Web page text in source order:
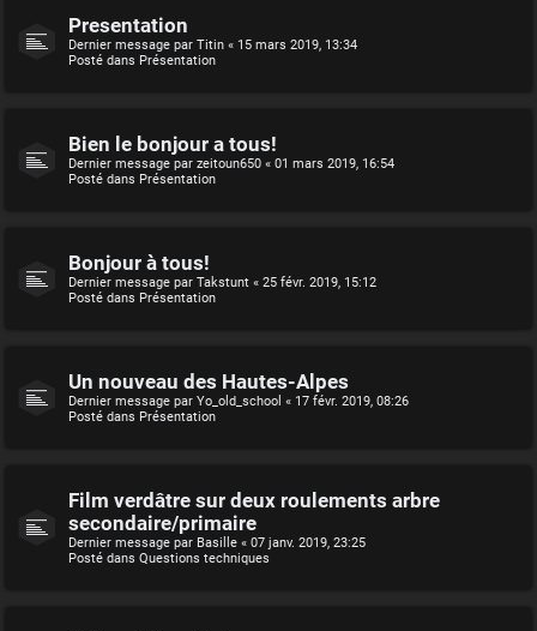
Presentation
Dernier message par Titin « 15 mars 2019, 13:34
Posté dans Présentation
Bien le bonjour a tous!
Dernier message par zeitoun650 « 01 mars 2019, 16:54
Posté dans Présentation
Bonjour à tous!
Dernier message par Takstunt « 25 févr. 2019, 15:12
Posté dans Présentation
Un nouveau des Hautes-Alpes
Dernier message par Yo_old_school « 17 févr. 2019, 08:26
Posté dans Présentation
Film verdâtre sur deux roulements arbre
secondaire/primaire
Dernier message par Basille « 07 janv. 2019, 23:25
Posté dans Questions techniques